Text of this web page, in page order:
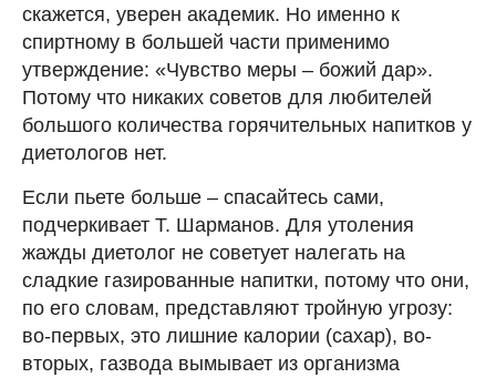
скажется, уверен академик. Но именно к
спиртному в большей части применимо
утверждение: «Чувство меры – божий дар».
Потому что никаких советов для любителей
большого количества горячительных напитков у
диетологов нет.
Если пьете больше – спасайтесь сами,
подчеркивает Т. Шарманов. Для утоления
жажды диетолог не советует налегать на
сладкие газированные напитки, потому что они,
по его словам, представляют тройную угрозу:
во-первых, это лишние калории (сахар), во-
вторых, газвода вымывает из организма